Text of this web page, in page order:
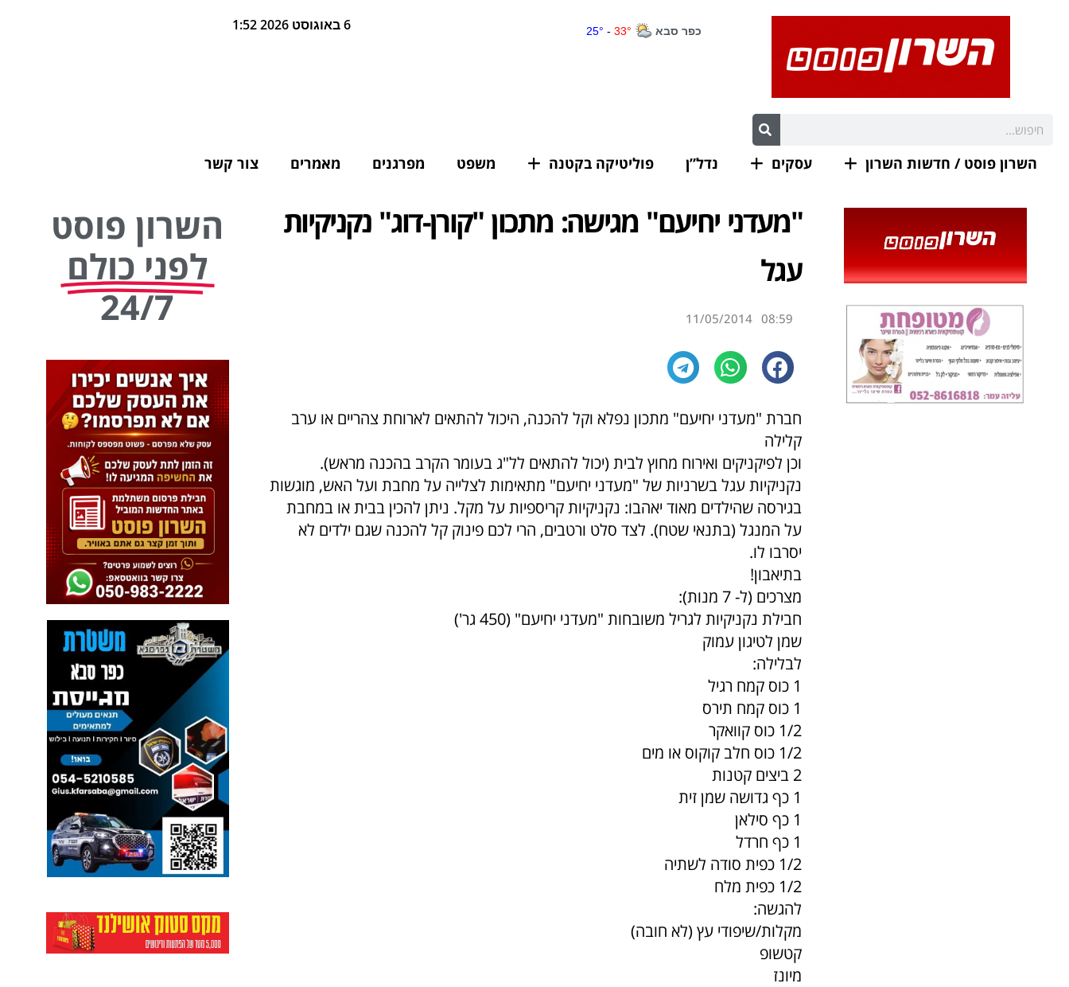
6 באוגוסט 2026 1:52
השרון פוסט / חדשות השרון עסקים נדל”ן פוליטיקה בקטנה משפט מפרגנים מאמרים צור קשר
"מעדני יחיעם" מגישה: מתכון "קורן-דוג" נקניקיות
עגל
08:59
11/05/2014
חברת "מעדני יחיעם" מתכון נפלא וקל להכנה, היכול להתאים לארוחת צהריים או ערב
קלילה
וכן לפיקניקים ואירוח מחוץ לבית (יכול להתאים לל"ג בעומר הקרב בהכנה מראש).
נקניקיות עגל בשרניות של "מעדני יחיעם" מתאימות לצלייה על מחבת ועל האש, מוגשות
בגירסה שהילדים מאוד יאהבו: נקניקיות קריספיות על מקל. ניתן להכין בבית או במחבת
על המנגל (בתנאי שטח). לצד סלט ורטבים, הרי לכם פינוק קל להכנה שגם ילדים לא
יסרבו לו.
בתיאבון!
מצרכים (ל- 7 מנות):
חבילת נקניקיות לגריל משובחות "מעדני יחיעם" (450 גר')
שמן לטיגון עמוק
לבלילה:
1 כוס קמח רגיל
1 כוס קמח תירס
1/2 כוס קוואקר
1/2 כוס חלב קוקוס או מים
2 ביצים קטנות
1 כף גדושה שמן זית
1 כף סילאן
1 כף חרדל
1/2 כפית סודה לשתיה
1/2 כפית מלח
להגשה:
מקלות/שיפודי עץ (לא חובה)
קטשופ
מיונז
השרון פוסט
לפני כולם
24/7